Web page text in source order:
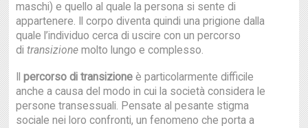
maschi) e quello al quale la persona si sente di
appartenere. Il corpo diventa quindi una prigione dalla
quale l’individuo cerca di uscire con un percorso
ditransizione molto lungo e complesso.
Ilpercorso di transizione è particolarmente difficile
anche a causa del modo in cui la società considera le
persone transessuali. Pensate al pesante stigma
sociale nei loro confronti, un fenomeno che porta a